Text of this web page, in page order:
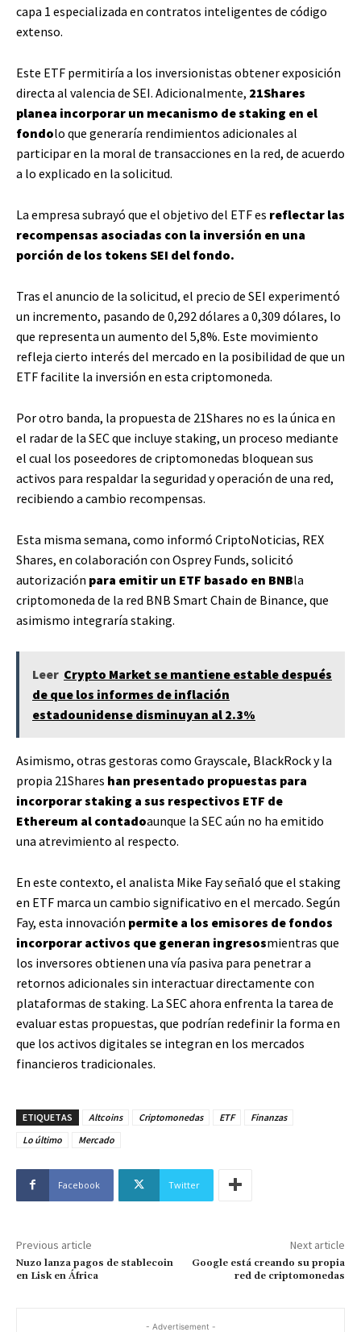
capa 1 especializada en contratos inteligentes de código
extenso.
Este ETF permitiría a los inversionistas obtener exposición
directa al valencia de SEI. Adicionalmente, 21Shares
planea incorporar un mecanismo de staking en el
fondolo que generaría rendimientos adicionales al
participar en la moral de transacciones en la red, de acuerdo
a lo explicado en la solicitud.
La empresa subrayó que el objetivo del ETF es reflectar las
recompensas asociadas con la inversión en una
porción de los tokens SEI del fondo.
Tras el anuncio de la solicitud, el precio de SEI experimentó
un incremento, pasando de 0,292 dólares a 0,309 dólares, lo
que representa un aumento del 5,8%. Este movimiento
refleja cierto interés del mercado en la posibilidad de que un
ETF facilite la inversión en esta criptomoneda.
Por otro banda, la propuesta de 21Shares no es la única en
el radar de la SEC que incluye staking, un proceso mediante
el cual los poseedores de criptomonedas bloquean sus
activos para respaldar la seguridad y operación de una red,
recibiendo a cambio recompensas.
Esta misma semana, como informó CriptoNoticias, REX
Shares, en colaboración con Osprey Funds, solicitó
autorización para emitir un ETF basado en BNBla
criptomoneda de la red BNB Smart Chain de Binance, que
asimismo integraría staking.
Leer Crypto Market se mantiene estable después
de que los informes de inflación
estadounidense disminuyan al 2.3%
Asimismo, otras gestoras como Grayscale, BlackRock y la
propia 21Shares han presentado propuestas para
incorporar staking a sus respectivos ETF de
Ethereum al contadoaunque la SEC aún no ha emitido
una atrevimiento al respecto.
En este contexto, el analista Mike Fay señaló que el staking
en ETF marca un cambio significativo en el mercado. Según
Fay, esta innovación permite a los emisores de fondos
incorporar activos que generan ingresosmientras que
los inversores obtienen una vía pasiva para penetrar a
retornos adicionales sin interactuar directamente con
plataformas de staking. La SEC ahora enfrenta la tarea de
evaluar estas propuestas, que podrían redefinir la forma en
que los activos digitales se integran en los mercados
financieros tradicionales.
ETIQUETAS Altcoins Criptomonedas ETF
Finanzas
Lo último
Mercado
Facebook Twitter
Previous article
Nuzo lanza pagos de stablecoin
en Lisk en África
Next article
Google está creando su propia
red de criptomonedas
- Advertisement -